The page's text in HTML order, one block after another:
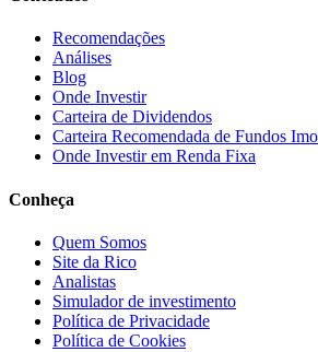
Recomendações
Análises
Blog
Onde Investir
Carteira de Dividendos
Carteira Recomendada de Fundos
Onde Investir em Renda Fixa
Conheça
Quem Somos
Site da Rico
Analistas
Simulador de investimento
Política de Privacidade
Política de Cookies